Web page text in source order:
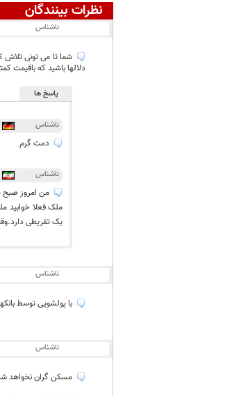
نظرات بینندگان
ناشناس
شما تا می تونی تلاش
دلالها باشید که باقیمت
پاسخ ها
ناشناس
دمت گرم
ناشناس
من امروز صبح
ملک فعلا خوابید
یک تفریطی
ناشناس
با پولشویی توسط
ناشناس
مسکن گران نخواهد